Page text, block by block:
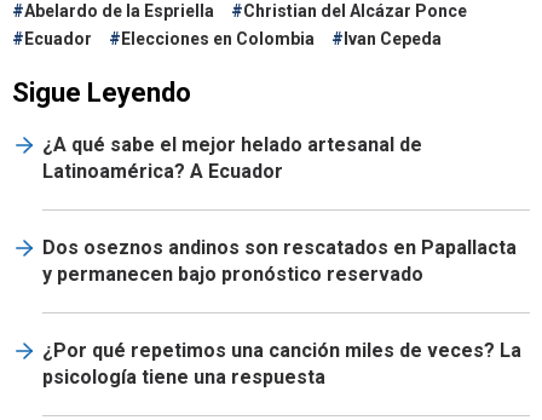
Abelardo de la Espriella
Christian del Alcázar Ponce
Ecuador
Elecciones en Colombia Ivan Cepeda
Sigue Leyendo
¿A qué sabe el mejor helado artesanal de
Latinoamérica? A Ecuador
Dos oseznos andinos son rescatados en Papallacta
y permanecen bajo pronóstico reservado
¿Por qué repetimos una canción miles de veces? La
psicología tiene una respuesta